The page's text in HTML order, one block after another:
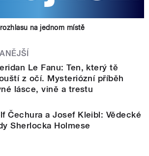
na jednom místě
Le Fanu: Ten, který tě
z očí. Mysteriózní příběh
lásce, vině a trestu
Čechura a Josef Kleibl: Vědecké
Sherlocka Holmese